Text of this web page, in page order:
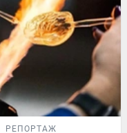
РЕПОРТАЖ